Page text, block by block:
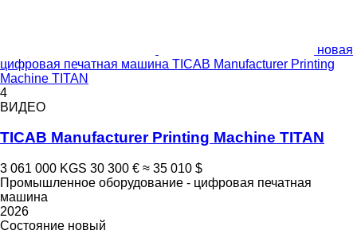
новая
цифровая печатная машина TICAB Manufacturer Printing
Machine TITAN
4
ВИДЕО
TICAB Manufacturer Printing Machine TITAN
3 061 000 KGS 30 300 € ≈ 35 010 $
Промышленное оборудование - цифровая печатная
машина
2026
Состояние новый